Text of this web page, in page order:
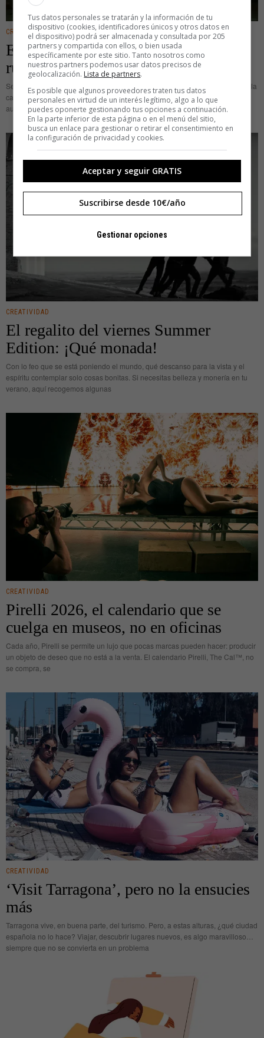
CREATIVIDAD
El regalito del viernes: Vuelta a la
rutina, qué bajón
Se acabó el verano, se acabaron los regalitos Summer Edition y volvemos a la
carga con más mandanga creativa. Bueno, nosotros no, José María Piera, el
autor de este regalito de los
CREATIVIDAD
El regalito del viernes Summer
Edition: ¡Qué monada!
Con lo feo que se está poniendo el mundo, qué descanso para la vista y el
espíritu contemplar solo cosas bonitas. Si necesitas belleza y monería en tu
verano, aquí recogemos algunas
CREATIVIDAD
Pirelli 2026, el calendario que se
cuelga en museos, no en oficinas
Cada año, Pirelli se permite un lujo que pocas marcas pueden hacer: producir
un objeto de deseo que no está a la venta. El calendario Pirelli, The Cal™, no
se compra, se
CREATIVIDAD
‘Visit Tarragona’, pero no la ensucies
más
Tarragona vive, en buena parte, del turismo. Pero, a estas alturas, ¿qué ciudad
española no lo hace? Viajar, descubrir lugares nuevos, es algo maravilloso…
siempre que no se convierta en un problema
Tus datos personales se tratarán y la información de tu
dispositivo (cookies, identificadores únicos y otros datos en
el dispositivo) podrá ser almacenada y consultada por 205
partners y compartida con ellos, o bien usada
específicamente por este sitio. Tanto nosotros como
nuestros partners podemos usar datos precisos de
geolocalización. Lista de partners.
Es posible que algunos proveedores traten tus datos
personales en virtud de un interés legítimo, algo a lo que
puedes oponerte gestionando tus opciones a continuación.
En la parte inferior de esta página o en el menú del sitio,
busca un enlace para gestionar o retirar el consentimiento en
la configuración de privacidad y cookies.
Aceptar y seguir GRATIS
Suscribirse desde 10€/año
Gestionar opciones